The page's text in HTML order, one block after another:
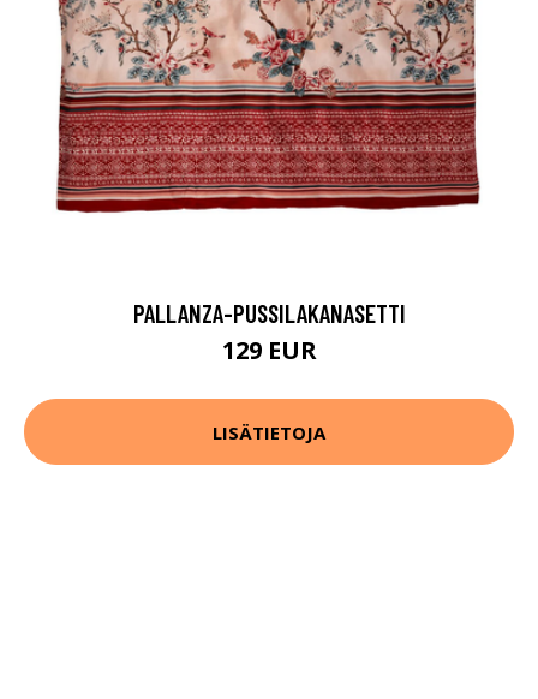
PALLANZA-PUSSILAKANASETTI
129 EUR
LISÄTIETOJA